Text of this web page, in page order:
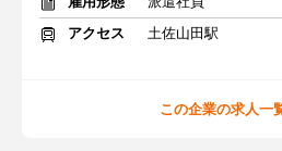
アクセス
土佐山田駅
この企業の求人一